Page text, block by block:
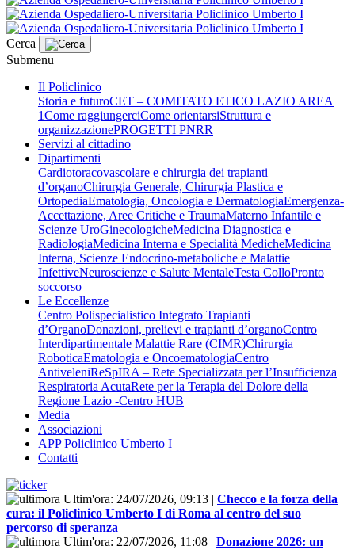
Cerca
Submenu
Il Policlinico
Storia e futuroCET – COMITATO ETICO LAZIO AREA
1Come raggiungerciCome orientarsiStruttura e
organizzazionePROGETTI PNRR
Servizi al cittadino
Dipartimenti
Cardiotoracovascolare e chirurgia dei trapianti
d’organoChirurgia Generale, Chirurgia Plastica e
OrtopediaEmatologia, Oncologia e DermatologiaEmergenza-
Accettazione, Aree Critiche e TraumaMaterno Infantile e
Scienze UroGinecologicheMedicina Diagnostica e
RadiologiaMedicina Interna e Specialità MedicheMedicina
Interna, Scienze Endocrino-metaboliche e Malattie
InfettiveNeuroscienze e Salute MentaleTesta ColloPronto
soccorso
Le Eccellenze
Centro Polispecialistico Integrato Trapianti
d’OrganoDonazioni, prelievi e trapianti d’organoCentro
Interdipartimentale Malattie Rare (CIMR)Chirurgia
RoboticaEmatologia e OncoematologiaCentro
AntiveleniReSpIRA – Rete Specializzata per l’Insufficienza
Respiratoria AcutaRete per la Terapia del Dolore della
Regione Lazio -Centro HUB
Media
Associazioni
APP Policlinico Umberto I
Contatti
Ultim'ora: 24/07/2026, 09:13 | Checco e la forza della
cura: il Policlinico Umberto I di Roma al centro del suo
percorso di speranza
Ultim'ora: 22/07/2026, 11:08 | Donazione 2026: un